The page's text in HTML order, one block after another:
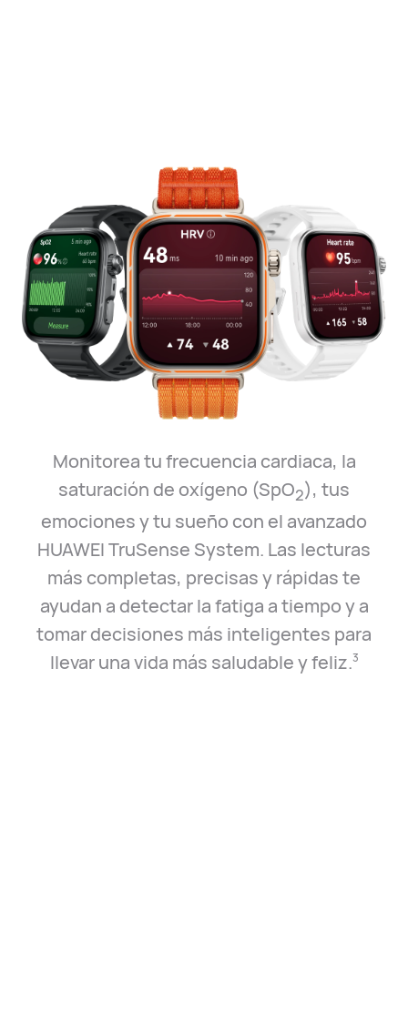
Monitorea tu frecuencia cardiaca, la
saturación de oxígeno (SpO2), tus
emociones y tu sueño con el avanzado
HUAWEI TruSense System. Las lecturas
más completas, precisas y rápidas te
ayudan a detectar la fatiga a tiempo y a
tomar decisiones más inteligentes para
llevar una vida más saludable y feliz.⁠3